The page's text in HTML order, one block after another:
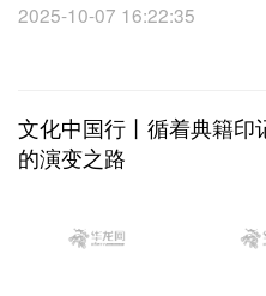
2025-10-07 16:22:35
文化中国行丨循着典籍印
的演变之路